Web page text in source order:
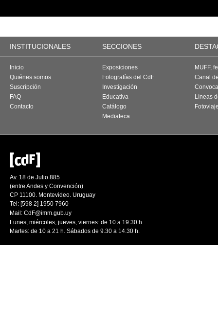
INSTITUCIONALES SECCIONES
Inicio
Quiénes somos
Suscripción
FAQ
Contacto
Exposiciones
Fotografías del CdF
Investigación
Educativa
Catálogo
Mediateca
MUFF,
Canal
Líneas
Av. 18 de Julio 885
(entre Andes y Convención)
CP 11100. Montevideo. Uruguay
Tel: [598 2] 1950 7960
Mail: CdF@imm.gub.uy
Lunes, miércoles, jueves, viernes: de 10 a 19.30 h.
Martes: de 10 a 21 h. Sábados de 9.30 a 14.30 h.